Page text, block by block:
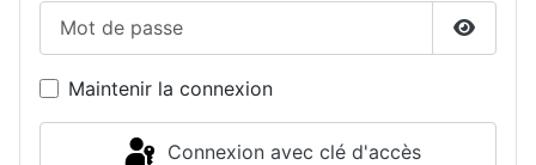
Maintenir la connexion
Connexion avec clé d'accès